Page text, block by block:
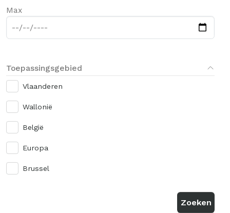
Max
Toepassingsgebied
Vlaanderen
Wallonië
België
Europa
Brussel